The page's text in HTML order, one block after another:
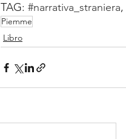
TAG: #narrativa_straniera,
Piemme
Libro